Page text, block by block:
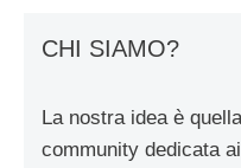
CHI SIAMO?
La nostra idea è
community dedicata